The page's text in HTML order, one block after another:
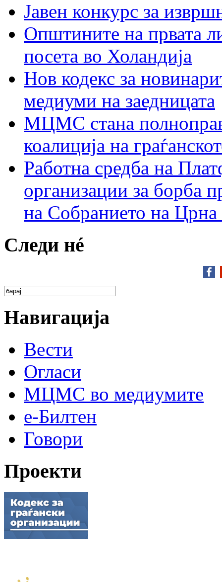
Јавен конкурс за
Општините на првата
посета во Холандија
Нов кодекс за
медиуми на заедницата
МЦМС стана
коалиција на
Работна средба на
организации за борба
на Собранието на Црна
Следи нé
Навигација
Вести
Огласи
МЦМС во медиумите
е-Билтен
Говори
Проекти